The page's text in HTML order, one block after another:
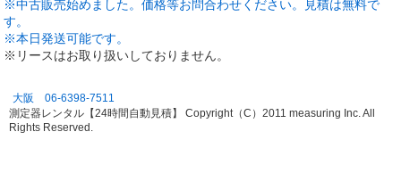
※中古販売始めました。価格等お問合わせください。見積は無料で
す。
※本日発送可能です。
※リースはお取り扱いしておりません。
大阪 06-6398-7511
測定器レンタル【24時間自動見積】 Copyright（C）2011 measuring Inc. All
Rights Reserved.